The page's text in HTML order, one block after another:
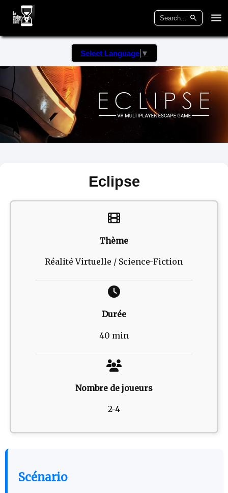
Select Language ▼
Eclipse
Thème
Réalité Virtuelle / Science-Fiction
Durée
40 min
Nombre de joueurs
2-4
Scénario